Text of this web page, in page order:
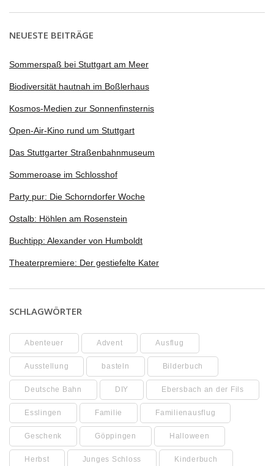
NEUESTE BEITRÄGE
Sommerspaß bei Stuttgart am Meer
Biodiversität hautnah im Boßlerhaus
Kosmos-Medien zur Sonnenfinsternis
Open-Air-Kino rund um Stuttgart
Das Stuttgarter Straßenbahnmuseum
Sommeroase im Schlosshof
Party pur: Die Schorndorfer Woche
Ostalb: Höhlen am Rosenstein
Buchtipp: Alexander von Humboldt
Theaterpremiere: Der gestiefelte Kater
SCHLAGWÖRTER
Abenteuer Advent Ausflug
Ausstellung basteln Bilderbuch
Deutsche Bahn DIY Ebersbach an der Fils
Esslingen Familie Familienausflug
Geschenk Göppingen Halloween
Herbst Junges Schloss Kinderbuch